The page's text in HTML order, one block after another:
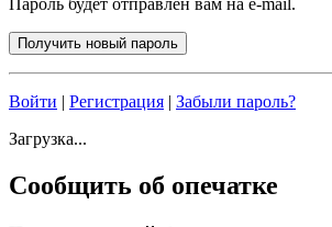
Пароль будет отправлен вам на e-mail.
Войти | Регистрация | Забыли пароль?
Загрузка...
Сообщить об опечатке